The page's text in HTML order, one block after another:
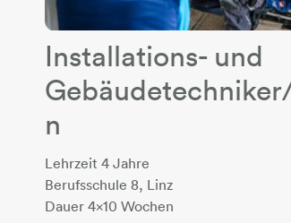
Installations- und
n
Lehrzeit 4 Jahre
Berufsschule 8, Linz
Dauer 4x10 Wochen